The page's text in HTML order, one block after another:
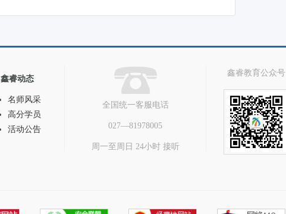
鑫睿动态
名师风采
高分学员
活动公告
全国统一客服电话
027—81978005
周一至周日 24小时 接听
鑫睿教育公众号